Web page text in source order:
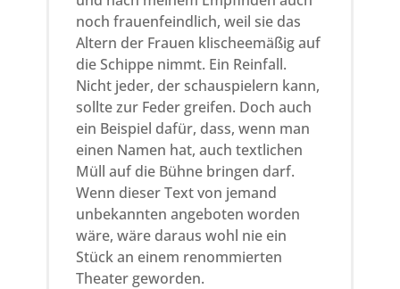
noch frauenfeindlich, weil sie das
Altern der Frauen klischeemäßig auf
die Schippe nimmt. Ein Reinfall.
Nicht jeder, der schauspielern kann,
sollte zur Feder greifen. Doch auch
ein Beispiel dafür, dass, wenn man
einen Namen hat, auch textlichen
Müll auf die Bühne bringen darf.
Wenn dieser Text von jemand
unbekannten angeboten worden
wäre, wäre daraus wohl nie ein
Stück an einem renommierten
Theater geworden.